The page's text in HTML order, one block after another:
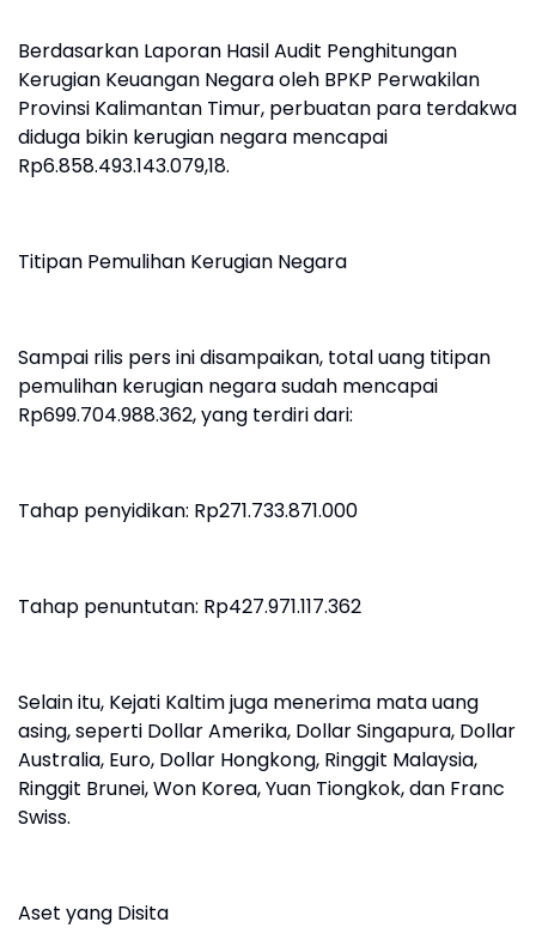
Berdasarkan Laporan Hasil Audit Penghitungan
Kerugian Keuangan Negara oleh BPKP Perwakilan
Provinsi Kalimantan Timur, perbuatan para terdakwa
diduga bikin kerugian negara mencapai
Rp6.858.493.143.079,18.
Titipan Pemulihan Kerugian Negara
Sampai rilis pers ini disampaikan, total uang titipan
pemulihan kerugian negara sudah mencapai
Rp699.704.988.362, yang terdiri dari:
Tahap penyidikan: Rp271.733.871.000
Tahap penuntutan: Rp427.971.117.362
Selain itu, Kejati Kaltim juga menerima mata uang
asing, seperti Dollar Amerika, Dollar Singapura, Dollar
Australia, Euro, Dollar Hongkong, Ringgit Malaysia,
Ringgit Brunei, Won Korea, Yuan Tiongkok, dan Franc
Swiss.
Aset yang Disita